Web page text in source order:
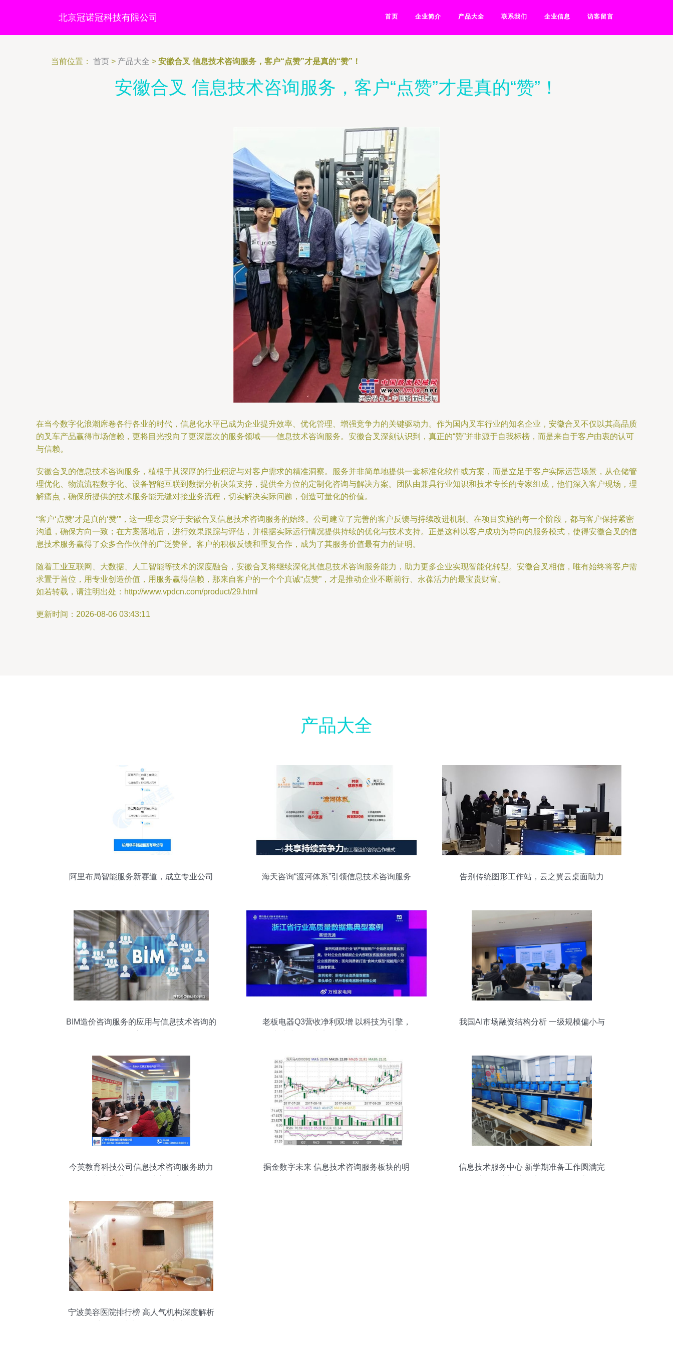
北京冠诺冠科技有限公司 首页 企业简介 产品大全 联系我们 企业信息 访客留言
当前位置： 首页 > 产品大全 > 安徽合叉 信息技术咨询服务，客户“点赞”才是真的“赞”！
安徽合叉 信息技术咨询服务，客户“点赞”才是真的“赞”！
在当今数字化浪潮席卷各行各业的时代，信息化水平已成为企业提升效率、优化管理、增强竞争力的关键驱动力。作为国内叉车行业的知名企业，安徽合叉不仅以其高品质
的叉车产品赢得市场信赖，更将目光投向了更深层次的服务领域——信息技术咨询服务。安徽合叉深刻认识到，真正的“赞”并非源于自我标榜，而是来自于客户由衷的认可
与信赖。
安徽合叉的信息技术咨询服务，植根于其深厚的行业积淀与对客户需求的精准洞察。服务并非简单地提供一套标准化软件或方案，而是立足于客户实际运营场景，从仓储管
理优化、物流流程数字化、设备智能互联到数据分析决策支持，提供全方位的定制化咨询与解决方案。团队由兼具行业知识和技术专长的专家组成，他们深入客户现场，理
解痛点，确保所提供的技术服务能无缝对接业务流程，切实解决实际问题，创造可量化的价值。
“客户‘点赞’才是真的‘赞’”，这一理念贯穿于安徽合叉信息技术咨询服务的始终。公司建立了完善的客户反馈与持续改进机制。在项目实施的每一个阶段，都与客户保持紧密
沟通，确保方向一致；在方案落地后，进行效果跟踪与评估，并根据实际运行情况提供持续的优化与技术支持。正是这种以客户成功为导向的服务模式，使得安徽合叉的信
息技术服务赢得了众多合作伙伴的广泛赞誉。客户的积极反馈和重复合作，成为了其服务价值最有力的证明。
随着工业互联网、大数据、人工智能等技术的深度融合，安徽合叉将继续深化其信息技术咨询服务能力，助力更多企业实现智能化转型。安徽合叉相信，唯有始终将客户需
求置于首位，用专业创造价值，用服务赢得信赖，那来自客户的一个个真诚“点赞”，才是推动企业不断前行、永葆活力的最宝贵财富。
如若转载，请注明出处：http://www.vpdcn.com/product/29.html
更新时间：2026-08-06 03:43:11
产品大全
阿里布局智能服务新赛道，成立专业公司
海天咨询“渡河体系”引领信息技术咨询服务
告别传统图形工作站，云之翼云桌面助力
BIM造价咨询服务的应用与信息技术咨询的
老板电器Q3营收净利双增 以科技为引擎，
我国AI市场融资结构分析 一级规模偏小与
今英教育科技公司信息技术咨询服务助力
掘金数字未来 信息技术咨询服务板块的明
信息技术服务中心 新学期准备工作圆满完
宁波美容医院排行榜 高人气机构深度解析